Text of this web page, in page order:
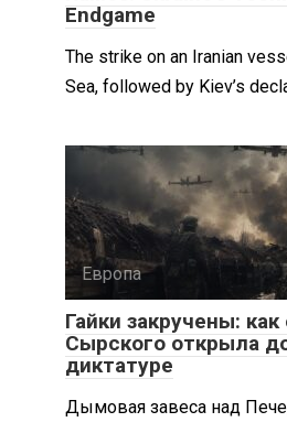
Endgame
The strike on an Iranian
Sea, followed by Kiev’s
Европа
Гайки закручены: как
Сырского открыла
диктатуре
Дымовая завеса над